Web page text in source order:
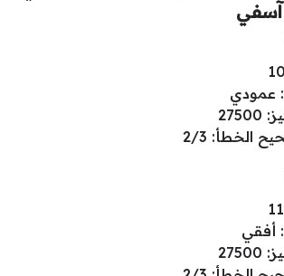
آسفي
عمودي
الخطأ: 2/3
أفقي